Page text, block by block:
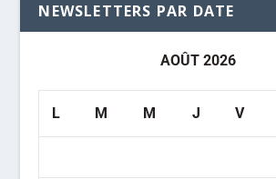
NEWSLETTERS PAR DATE
AOÛT 2026
L M M J V